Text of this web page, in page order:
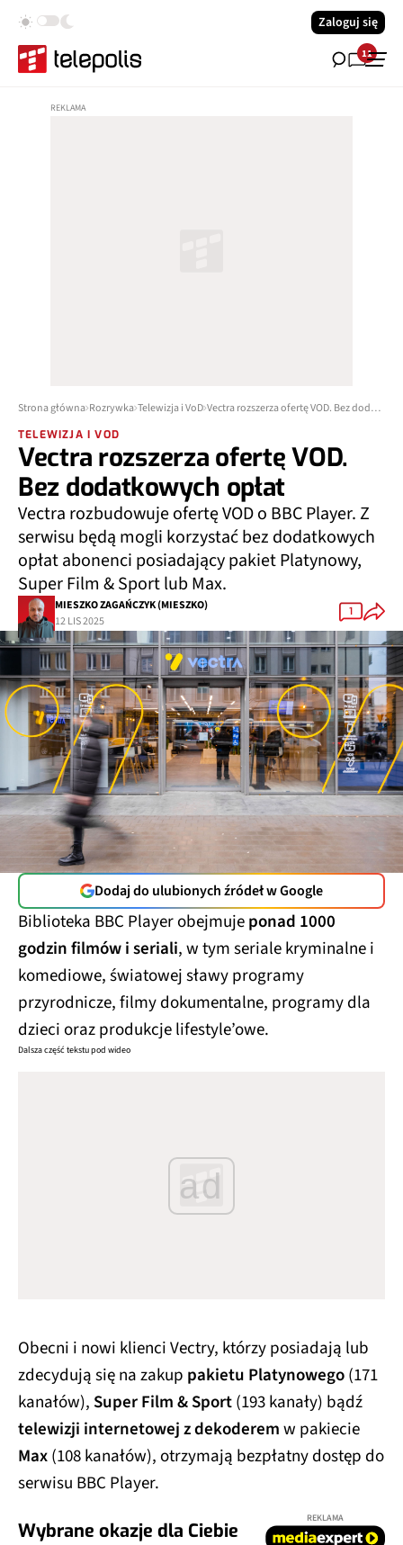
Zaloguj się
11
Strona główna Rozrywka Telewizja i VoD Vectra rozszerza ofertę VOD. Bez dodatkowych opłat
TELEWIZJA I VOD
Vectra rozszerza ofertę VOD.
Bez dodatkowych opłat
Vectra rozbudowuje ofertę VOD o BBC Player. Z
serwisu będą mogli korzystać bez dodatkowych
opłat abonenci posiadający pakiet Platynowy,
Super Film & Sport lub Max.
MIESZKO ZAGAŃCZYK (MIESZKO)
12 LIS 2025
1
Dodaj do ulubionych źródeł w Google
Biblioteka BBC Player obejmujeponad 1000
godzin filmów i seriali, w tym seriale kryminalne i
komediowe, światowej sławy programy
przyrodnicze, filmy dokumentalne, programy dla
dzieci oraz produkcje lifestyle’owe.
Dalsza część tekstu pod wideo
ad
Obecni i nowi klienci Vectry, którzy posiadają lub
zdecydują się na zakup pakietu Platynowego(171
kanałów), Super Film & Sport(193 kanały) bądź
telewizji internetowej z dekoderemw pakiecie
Max(108 kanałów), otrzymają bezpłatny dostęp do
serwisu BBC Player.
Wybrane okazje dla Ciebie
REKLAMA